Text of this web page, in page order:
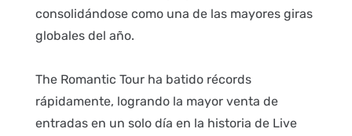
consolidándose como una de las mayores giras
globales del año.
The Romantic Tour ha batido récords
rápidamente, logrando la mayor venta de
entradas en un solo día en la historia de Live